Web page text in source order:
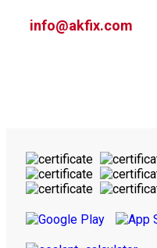
info@akfix.com